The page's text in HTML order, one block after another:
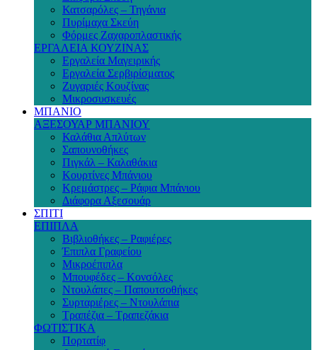
Κατσαρόλες – Τηγάνια
Πυρίμαχα Σκεύη
Φόρμες Ζαχαροπλαστικής
ΕΡΓΑΛΕΙΑ ΚΟΥΖΙΝΑΣ
Εργαλεία Μαγειρικής
Εργαλεία Σερβιρίσματος
Ζυγαριές Κουζίνας
Μικροσυσκευές
ΜΠΑΝΙΟ
ΑΞΕΣΟΥΑΡ ΜΠΑΝΙΟΥ
Καλάθια Απλύτων
Σαπουνοθήκες
Πιγκάλ – Καλαθάκια
Κουρτίνες Μπάνιου
Κρεμάστρες – Ράφια Μπάνιου
Διάφορα Αξεσουάρ
ΣΠΙΤΙ
ΕΠΙΠΛΑ
Βιβλιοθήκες – Ραφιέρες
Έπιπλα Γραφείου
Μικροέπιπλα
Μπουφέδες – Κονσόλες
Ντουλάπες – Παπουτσοθήκες
Συρταριέρες – Ντουλάπια
Τραπέζια – Τραπεζάκια
ΦΩΤΙΣΤΙΚΑ
Πορτατίφ